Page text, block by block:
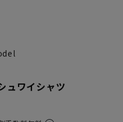
ュワイシャツ